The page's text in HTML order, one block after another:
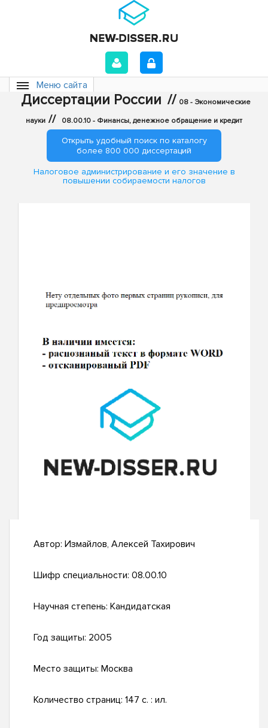
Меню сайта
Диссертации России // 08 - Экономические
науки // 08.00.10 - Финансы, денежное обращение и кредит
Открыть удобный поиск по каталогу
более 800 000 диссертаций
Налоговое администрирование и его значение в
повышении собираемости налогов
Автор: Измайлов, Алексей Тахирович
Шифр специальности: 08.00.10
Научная степень: Кандидатская
Год защиты: 2005
Место защиты: Москва
Количество страниц: 147 с. : ил.